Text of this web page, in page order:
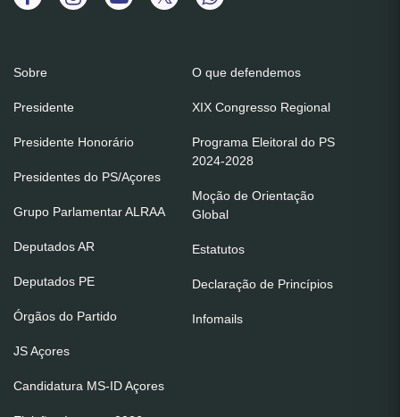
Sobre
Presidente
Presidente Honorário
Presidentes do PS/Açores
Grupo Parlamentar ALRAA
Deputados AR
Deputados PE
Órgãos do Partido
JS Açores
Candidatura MS-ID Açores
O que defendemos
XIX Congresso Regional
Programa Eleitoral do PS
2024-2028
Moção de Orientação
Global
Estatutos
Declaração de Princípios
Infomails